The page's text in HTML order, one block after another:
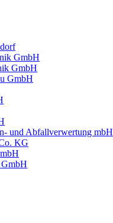
GmbH
GmbH
GmbH
und Abfallverwertung mbH
KG
GmbH